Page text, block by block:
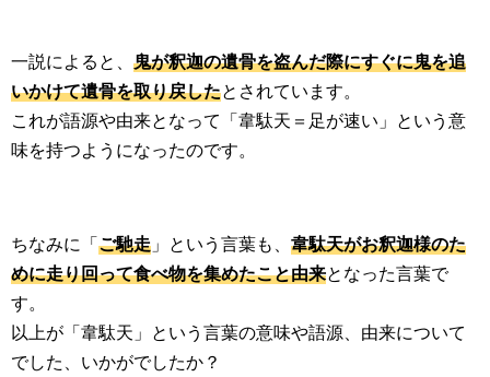
一説によると、 鬼が釈迦の遺骨を盗んだ際にすぐに鬼を追
いかけて遺骨を取り戻したとされています。
これが語源や由来となって「韋駄天＝足が速い」という意
味を持つようになったのです。
ちなみに「ご馳走 」という言葉も、 韋駄天がお釈迦様のた
めに走り回って食べ物を集めたこと由来となった言葉で
す。
以上が「韋駄天」という言葉の意味や語源、由来について
でした、いかがでしたか？